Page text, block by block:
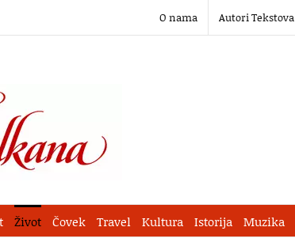
O nama Autori Tekstova
Život Čovek Travel Kultura Istorija Muzika